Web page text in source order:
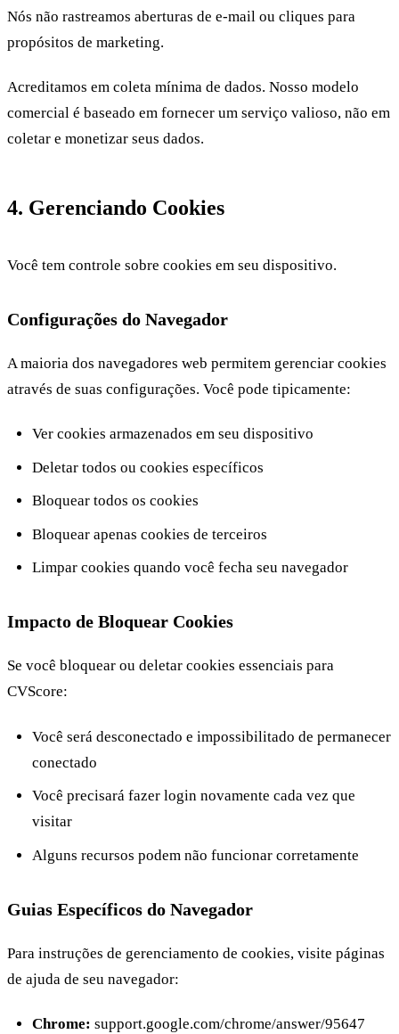
Nós não rastreamos aberturas de e-mail ou cliques para
propósitos de marketing.
Acreditamos em coleta mínima de dados. Nosso modelo
comercial é baseado em fornecer um serviço valioso, não em
coletar e monetizar seus dados.
4. Gerenciando Cookies
Você tem controle sobre cookies em seu dispositivo.
Configurações do Navegador
A maioria dos navegadores web permitem gerenciar cookies
através de suas configurações. Você pode tipicamente:
Ver cookies armazenados em seu dispositivo
Deletar todos ou cookies específicos
Bloquear todos os cookies
Bloquear apenas cookies de terceiros
Limpar cookies quando você fecha seu navegador
Impacto de Bloquear Cookies
Se você bloquear ou deletar cookies essenciais para
CVScore:
Você será desconectado e impossibilitado de permanecer
conectado
Você precisará fazer login novamente cada vez que
visitar
Alguns recursos podem não funcionar corretamente
Guias Específicos do Navegador
Para instruções de gerenciamento de cookies, visite páginas
de ajuda de seu navegador:
Chrome: support.google.com/chrome/answer/95647